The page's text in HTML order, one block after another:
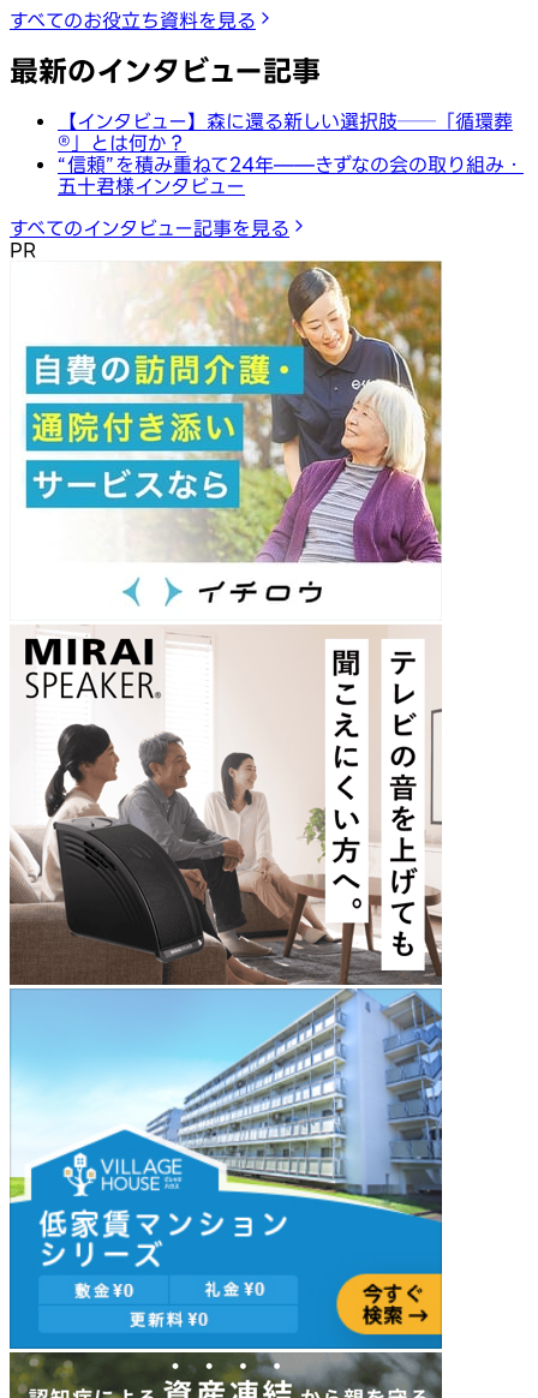
すべてのお役立ち資料を見る
最新のインタビュー記事
【インタビュー】森に還る新しい選択肢──「循環葬
®︎」とは何か？
“信頼”を積み重ねて24年——きずなの会の取り組み・
五十君様インタビュー
すべてのインタビュー記事を見る
PR